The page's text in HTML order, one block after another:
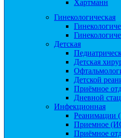
Хартманн
Гинекологическая
Детская
Детская
Детской
Приёмное
Дневной
Инфекционная
Реанимации
Приемное
Приёмное